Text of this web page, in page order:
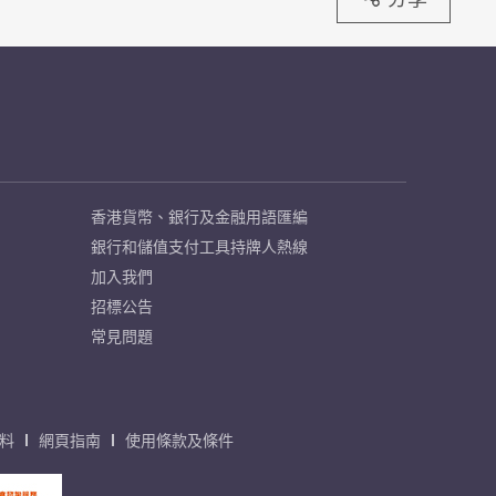
香港貨幣、銀行及金融用語匯編
銀行和儲值支付工具持牌人熱線
加入我們
招標公告
常見問題
網頁指南 使用條款及條件